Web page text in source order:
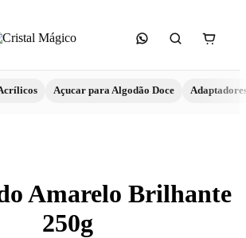
Açucar para Algodão Doce
Amarelo Brilhante
250g